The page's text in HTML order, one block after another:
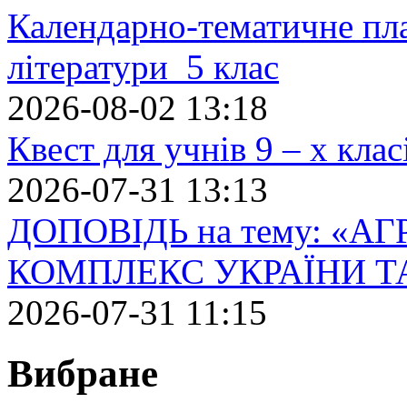
Календарно-тематичне
літератури 5 клас
2026-08-02 13:18
Квест для учнів 9 – х
2026-07-31 13:13
ДОПОВІДЬ на тему:
КОМПЛЕКС УКРАЇНИ
2026-07-31 11:15
Вибране